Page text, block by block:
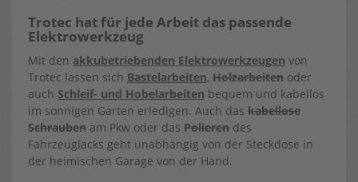
Trotec hat für jede Arbeit das passende
Elektrowerkzeug
Mit den akkubetriebenden Elektrowerkzeugen von
Trotec lassen sich Bastelarbeiten, Holzarbeiten oder
auch Schleif- und Hobelarbeiten bequem und kabellos
im sonnigen Garten erledigen. Auch das kabellose
Schrauben am Pkw oder das Polieren des
Fahrzeuglacks geht unabhängig von der Steckdose in
der heimischen Garage von der Hand.